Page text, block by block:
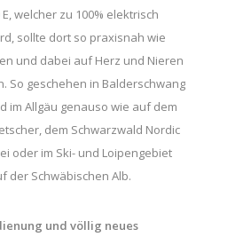
welcher zu 100% elektrisch
sollte dort so praxisnah wie
und dabei auf Herz und Nieren
So geschehen in Balderschwang
im Allgäu genauso wie auf dem
dem Schwarzwald Nordic
oder im Ski- und Loipengebiet
der Schwäbischen Alb.
und völlig neues